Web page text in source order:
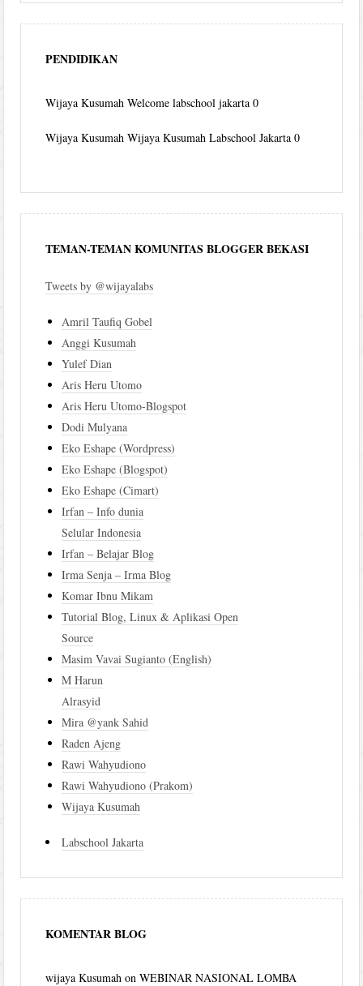
PENDIDIKAN
Wijaya Kusumah Welcome labschool jakarta 0
Wijaya Kusumah Wijaya Kusumah Labschool Jakarta 0
TEMAN-TEMAN KOMUNITAS BLOGGER BEKASI
Tweets by @wijayalabs
Amril Taufiq Gobel
Anggi Kusumah
Yulef Dian
Aris Heru Utomo
Aris Heru Utomo-Blogspot
Dodi Mulyana
Eko Eshape (Wordpress)
Eko Eshape (Blogspot)
Eko Eshape (Cimart)
Irfan – Info dunia
Selular Indonesia
Irfan – Belajar Blog
Irma Senja – Irma Blog
Komar Ibnu Mikam
Tutorial Blog, Linux & Aplikasi Open
Source
Masim Vavai Sugianto (English)
M Harun
Alrasyid
Mira @yank Sahid
Raden Ajeng
Rawi Wahyudiono
Rawi Wahyudiono (Prakom)
Wijaya Kusumah
Labschool Jakarta
KOMENTAR BLOG
wijaya Kusumah onWEBINAR NASIONAL LOMBA